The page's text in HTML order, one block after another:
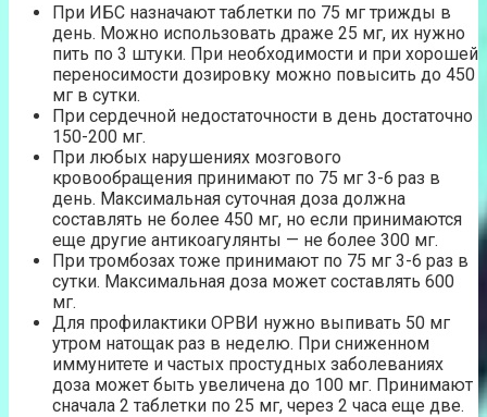
При ИБС назначают таблетки по 75 мг трижды в
день. Можно использовать драже 25 мг, их нужно
пить по 3 штуки. При необходимости и при хорошей
переносимости дозировку можно повысить до 450
мг в сутки.
При сердечной недостаточности в день достаточно
150-200 мг.
При любых нарушениях мозгового
кровообращения принимают по 75 мг 3-6 раз в
день. Максимальная суточная доза должна
составлять не более 450 мг, но если принимаются
еще другие антикоагулянты — не более 300 мг.
При тромбозах тоже принимают по 75 мг 3-6 раз в
сутки. Максимальная доза может составлять 600
мг.
Для профилактики ОРВИ нужно выпивать 50 мг
утром натощак раз в неделю. При сниженном
иммунитете и частых простудных заболеваниях
доза может быть увеличена до 100 мг. Принимают
сначала 2 таблетки по 25 мг, через 2 часа еще две.